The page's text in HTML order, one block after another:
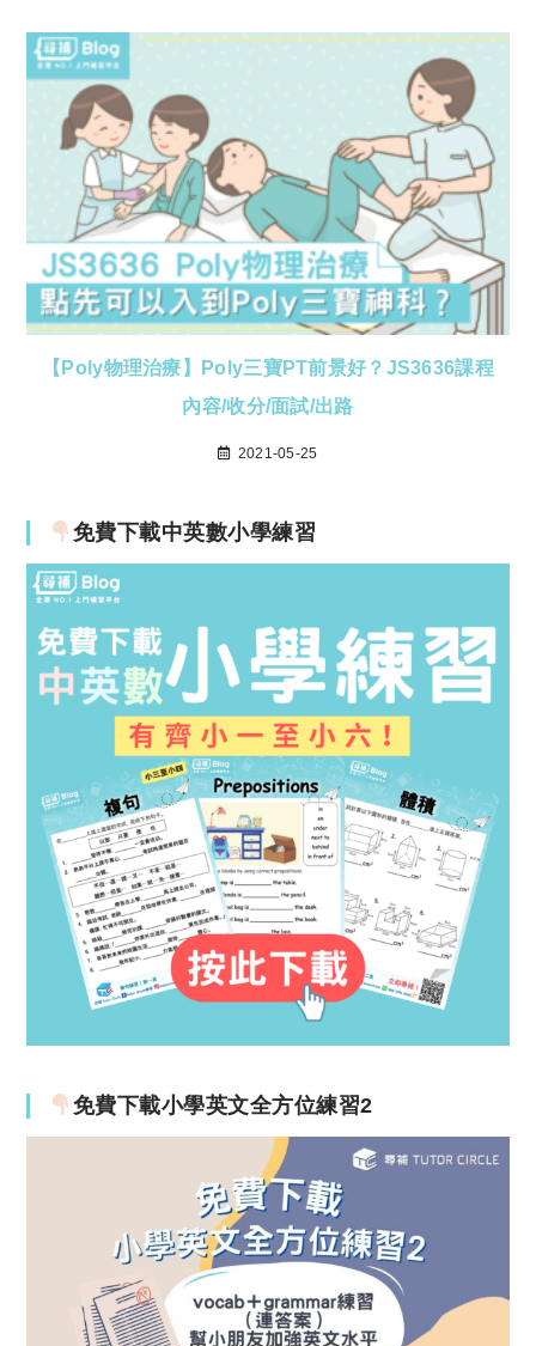
【Poly物理治療】Poly三寶PT前景好？JS3636課程
內容/收分/面試/出路
2021-05-25
免費下載中英數小學練習
免費下載小學英文全方位練習2